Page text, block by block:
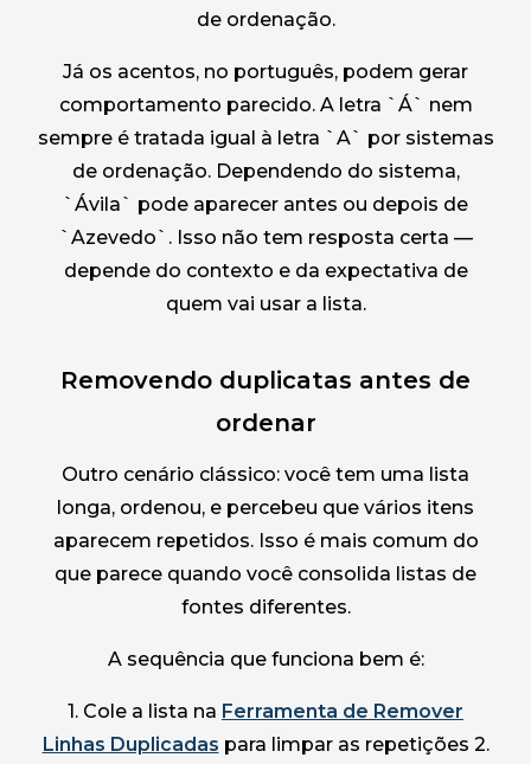
de ordenação.
Já os acentos, no português, podem gerar
comportamento parecido. A letra `Á` nem
sempre é tratada igual à letra `A` por sistemas
de ordenação. Dependendo do sistema,
`Ávila` pode aparecer antes ou depois de
`Azevedo`. Isso não tem resposta certa —
depende do contexto e da expectativa de
quem vai usar a lista.
Removendo duplicatas antes de
ordenar
Outro cenário clássico: você tem uma lista
longa, ordenou, e percebeu que vários itens
aparecem repetidos. Isso é mais comum do
que parece quando você consolida listas de
fontes diferentes.
A sequência que funciona bem é:
1. Cole a lista na Ferramenta de Remover
Linhas Duplicadas para limpar as repetições 2.